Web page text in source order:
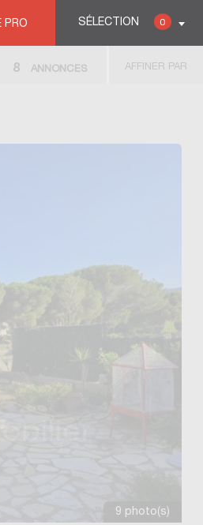
SÉLECTION 0
PRO
9 photo(s)
AFFINER PAR
8 ANNONCES